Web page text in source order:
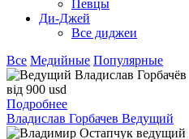
Певцы
Ди-Джей
Все диджеи
Все Медийные Популярные
від 900 usd
Подробнее
Владислав Горбачев Ведущий